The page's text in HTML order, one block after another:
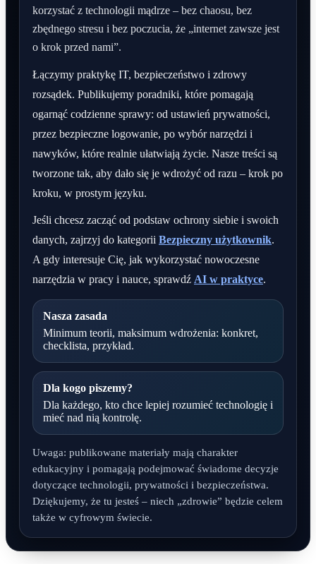
korzystać z technologii mądrze – bez chaosu, bez
zbędnego stresu i bez poczucia, że „internet zawsze jest
o krok przed nami”.
Łączymy praktykę IT, bezpieczeństwo i zdrowy
rozsądek. Publikujemy poradniki, które pomagają
ogarnąć codzienne sprawy: od ustawień prywatności,
przez bezpieczne logowanie, po wybór narzędzi i
nawyków, które realnie ułatwiają życie. Nasze treści są
tworzone tak, aby dało się je wdrożyć od razu – krok po
kroku, w prostym języku.
Jeśli chcesz zacząć od podstaw ochrony siebie i swoich
danych, zajrzyj do kategorii Bezpieczny użytkownik.
A gdy interesuje Cię, jak wykorzystać nowoczesne
narzędzia w pracy i nauce, sprawdź AI w praktyce.
Nasza zasada
Minimum teorii, maksimum wdrożenia: konkret,
checklista, przykład.
Dla kogo piszemy?
Dla każdego, kto chce lepiej rozumieć technologię i
mieć nad nią kontrolę.
Uwaga: publikowane materiały mają charakter
edukacyjny i pomagają podejmować świadome decyzje
dotyczące technologii, prywatności i bezpieczeństwa.
Dziękujemy, że tu jesteś – niech „zdrowie” będzie celem
także w cyfrowym świecie.